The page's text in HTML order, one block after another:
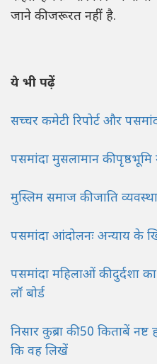
जाने की जरूरत नहीं है.
ये भी पढ़ें
सच्चर कमेटी रिपोर्ट और
पसमांदा मुसलामान की पृष्ठभूमि
मुस्लिम समाज की जाति
पसमांदा आंदोलनः अन्याय के
पसमांदा महिलाओं की दुर्दशा
लॉ बोर्ड
निसार कुब्रा की 50 किताबें नष्ट
कि वह लिखें